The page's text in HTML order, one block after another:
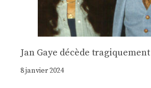
Jan Gaye décède tragiquement
8 janvier 2024